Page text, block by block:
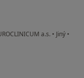
a.s. • Jiný •